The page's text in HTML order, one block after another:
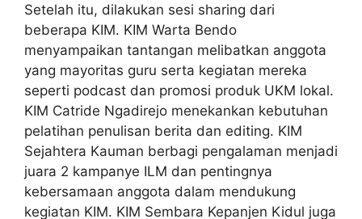
Setelah itu, dilakukan sesi sharing dari
beberapa KIM. KIM Warta Bendo
menyampaikan tantangan melibatkan anggota
yang mayoritas guru serta kegiatan mereka
seperti podcast dan promosi produk UKM lokal.
KIM Catride Ngadirejo menekankan kebutuhan
pelatihan penulisan berita dan editing. KIM
Sejahtera Kauman berbagi pengalaman menjadi
juara 2 kampanye ILM dan pentingnya
kebersamaan anggota dalam mendukung
kegiatan KIM. KIM Sembara Kepanjen Kidul juga